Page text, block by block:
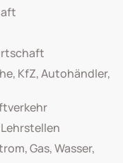
KfZ, Autohändler,
Gas, Wasser,